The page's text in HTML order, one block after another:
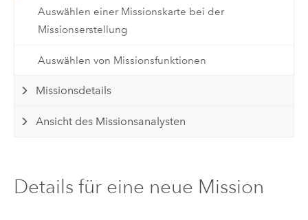
Auswählen einer Missionskarte bei der
Missionserstellung
Auswählen von Missionsfunktionen
Missionsdetails
Ansicht des Missionsanalysten
Details für eine neue Mission